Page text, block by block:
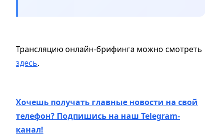
Трансляцию онлайн-брифинга можно смотреть
здесь.
Хочешь получать главные новости на свой
телефон? Подпишись на наш Telegram-
канал!